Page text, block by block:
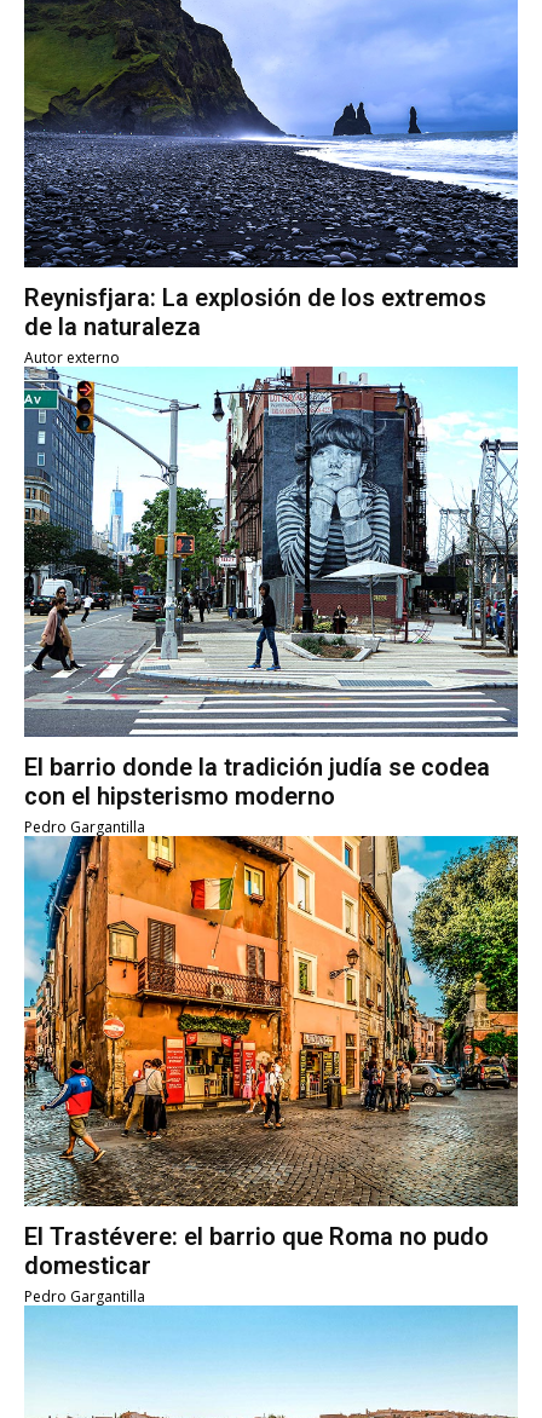
Reynisfjara: La explosión de los extremos
de la naturaleza
Autor externo
El barrio donde la tradición judía se codea
con el hipsterismo moderno
Pedro Gargantilla
El Trastévere: el barrio que Roma no pudo
domesticar
Pedro Gargantilla